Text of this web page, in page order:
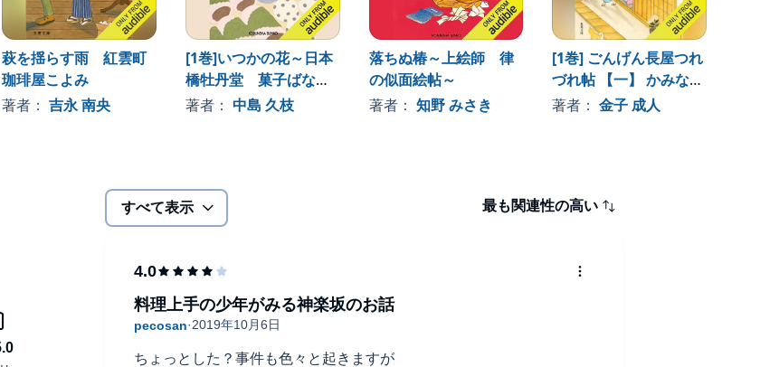
萩を揺らす雨 紅雲町
珈琲屋こよみ
著者：吉永 南央
[1巻]いつかの花～日本
橋牡丹堂 菓子ばなし
～
著者： 中島 久枝
落ちぬ椿～上絵師 律
の似面絵帖～
著者： 知野 みさき
[1巻] ごんげん長屋つれ
づれ帖 【一】 かみなり
お勝
著者：金子 成人
すべて表示 最も関連性の高い
ちょっとした？事件も色々と起きますが
料理上手の少年がみる神楽坂のお話